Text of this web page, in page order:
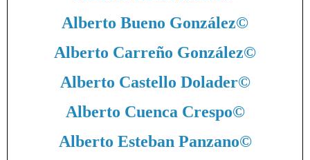
Alberto Bueno González©
Alberto Carreño González©
Alberto Castello Dolader©
Alberto Cuenca Crespo©
Alberto Esteban Panzano©